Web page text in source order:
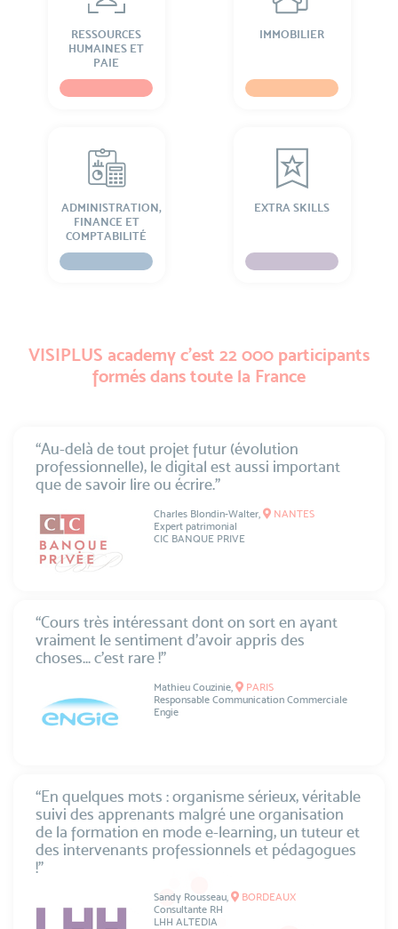
RESSOURCES
HUMAINES ET
PAIE
IMMOBILIER
ADMINISTRATION,
FINANCE ET
COMPTABILITÉ
EXTRA SKILLS
VISIPLUS academy c’est 22 000 participants
formés dans toute la France
“Au-delà de tout projet futur (évolution
professionnelle), le digital est aussi important
que de savoir lire ou écrire.”
Charles Blondin-Walter,
NANTES
Expert patrimonial
CIC BANQUE PRIVE
“Cours très intéressant dont on sort en ayant
vraiment le sentiment d’avoir appris des
choses... c’est rare !”
Mathieu Couzinie,
PARIS
Responsable Communication Commerciale
Engie
“En quelques mots : organisme sérieux, véritable
suivi des apprenants malgré une organisation
de la formation en mode e-learning, un tuteur et
des intervenants professionnels et pédagogues
!”
Sandy Rousseau,
BORDEAUX
Consultante RH
LHH ALTEDIA